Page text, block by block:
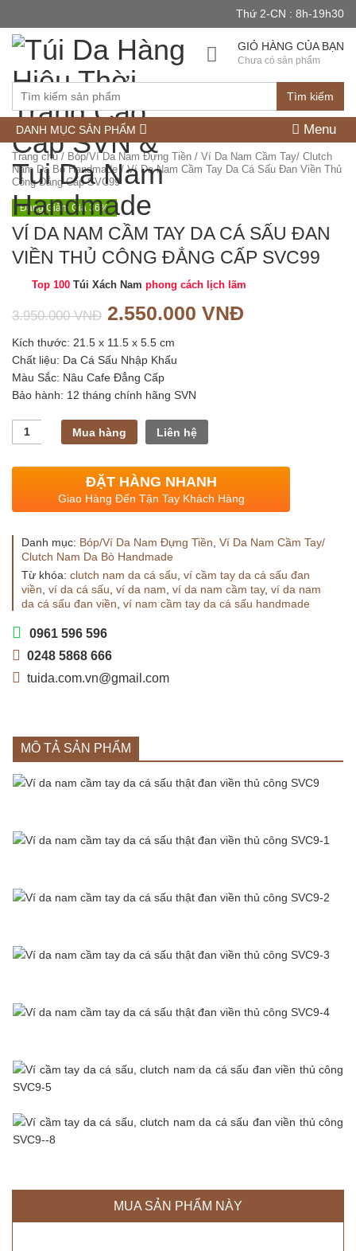
Thứ 2-CN : 8h-19h30
Tìm kiếm
GIỎ HÀNG CỦA BẠN
Chưa có sản phẩm
DANH MỤC SẢN PHẨM Menu
Trang chủ/ Bóp/Ví Da Nam Đựng Tiền / Ví Da Nam Cầm Tay/ Clutch
Nam Da Bò Handmade / Ví Da Nam Cầm Tay Da Cá Sấu Đan Viền Thủ
Công Đẳng Cấp SVC99
Đang Giảm Giá 36%
VÍ DA NAM CẦM TAY DA CÁ SẤU ĐAN
VIỀN THỦ CÔNG ĐẲNG CẤP SVC99
Top 100 Túi Xách Nam phong cách lịch lãm
3.950.000VNĐ 2.550.000 VNĐ
Kích thước: 21.5 x 11.5 x 5.5 cm
Chất liệu: Da Cá Sấu Nhập Khẩu
Màu Sắc: Nâu Cafe Đẳng Cấp
Bảo hành: 12 tháng chính hãng SVN
Số
Mua hàng Liên hệ
ĐẶT HÀNG NHANH
Giao Hàng Đến Tận Tay Khách Hàng
Danh mục: Bóp/Ví Da Nam Đựng Tiền Ví Da Nam Cầm Tay/
Clutch Nam Da Bò Handmade
Từ khóa: clutch nam da cá sấu ví cầm tay da cá sấu đan
viền ví da cá sấu ví da nam ví da nam cầm tay, ví da nam
da cá sấu đan viền ví nam cầm tay da cá sấu handmade
0961 596 596
0248 5868 666
tuida.com.vn@gmail.com
MÔ TẢ SẢN PHẨM
MUA SẢN PHẨM NÀY